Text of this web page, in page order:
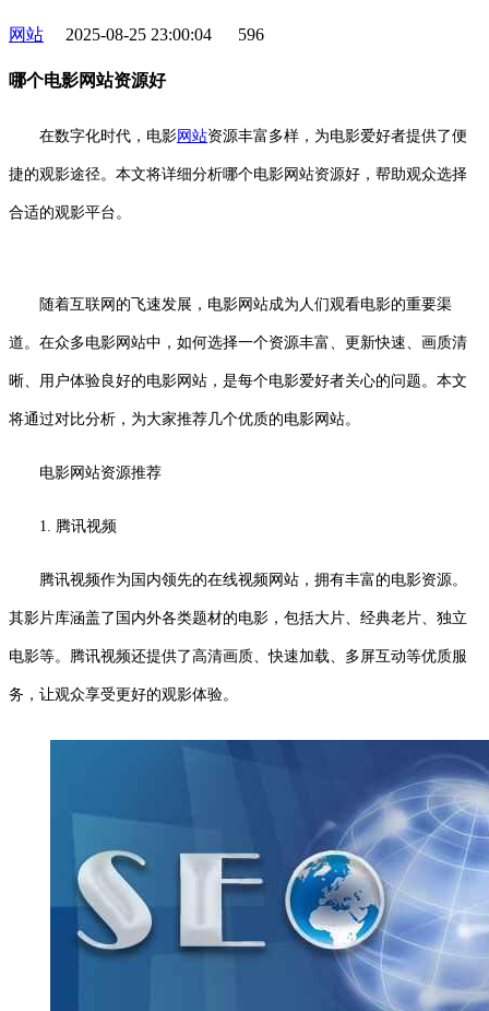
网站 2025-08-25 23:00:04 596
哪个电影网站资源好
在数字化时代，电影网站资源丰富多样，为电影爱好者提供了便
捷的观影途径。本文将详细分析哪个电影网站资源好，帮助观众选择
合适的观影平台。
随着互联网的飞速发展，电影网站成为人们观看电影的重要渠
道。在众多电影网站中，如何选择一个资源丰富、更新快速、画质清
晰、用户体验良好的电影网站，是每个电影爱好者关心的问题。本文
将通过对比分析，为大家推荐几个优质的电影网站。
电影网站资源推荐
1. 腾讯视频
腾讯视频作为国内领先的在线视频网站，拥有丰富的电影资源。
其影片库涵盖了国内外各类题材的电影，包括大片、经典老片、独立
电影等。腾讯视频还提供了高清画质、快速加载、多屏互动等优质服
务，让观众享受更好的观影体验。